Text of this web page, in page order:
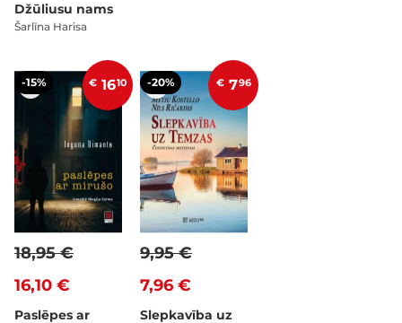
Džūliusu nams
Šarlīna Harisa
-15% € 1610
16,10 €
18,95 €
Paslēpes ar
-20% € 796
7,96 €
9,95 €
Slepkavība uz